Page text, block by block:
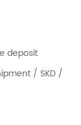
deposit
/ SKD /